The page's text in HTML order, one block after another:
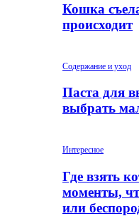
Кошка
происходит
Содержание и уход
Паста для
выбрать
Интересное
Где взять
моменты,
или